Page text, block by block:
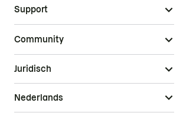
Support
Community
Juridisch
Nederlands